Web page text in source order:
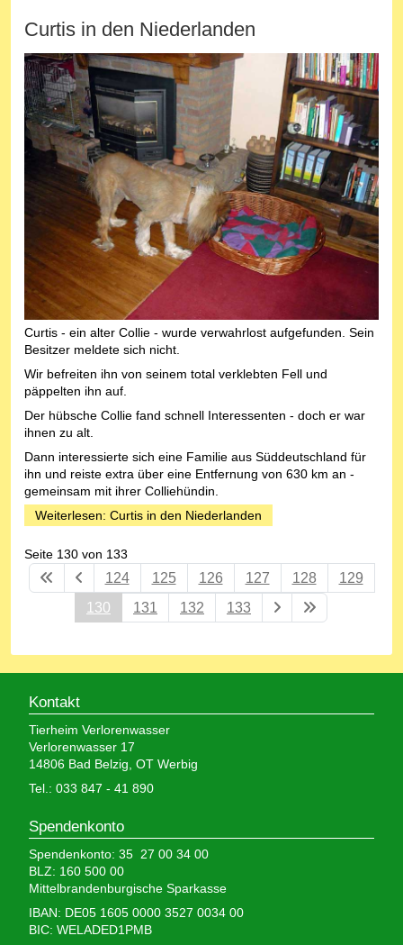
Curtis in den Niederlanden
Curtis - ein alter Collie - wurde verwahrlost aufgefunden. Sein
Besitzer meldete sich nicht.
Wir befreiten ihn von seinem total verklebten Fell und
päppelten ihn auf.
Der hübsche Collie fand schnell Interessenten - doch er war
ihnen zu alt.
Dann interessierte sich eine Familie aus Süddeutschland für
ihn und reiste extra über eine Entfernung von 630 km an -
gemeinsam mit ihrer Colliehündin.
Weiterlesen: Curtis in den Niederlanden
Seite 130 von 133
124 125 126 127 128
129
130
131 132 133
Kontakt
Tierheim Verlorenwasser
Verlorenwasser 17
14806 Bad Belzig, OT Werbig
Tel.: 033 847 - 41 890
Spendenkonto
Spendenkonto: 35 27 00 34 00
BLZ: 160 500 00
Mittelbrandenburgische Sparkasse
IBAN: DE05 1605 0000 3527 0034 00
BIC: WELADED1PMB